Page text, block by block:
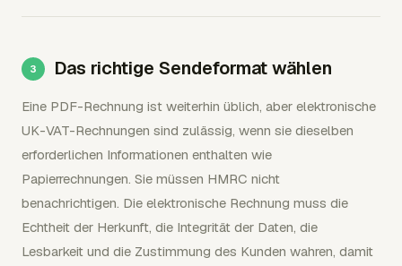
Das richtige Sendeformat wählen
Eine PDF-Rechnung ist weiterhin üblich, aber elektronische
UK-VAT-Rechnungen sind zulässig, wenn sie dieselben
erforderlichen Informationen enthalten wie
Papierrechnungen. Sie müssen HMRC nicht
benachrichtigen. Die elektronische Rechnung muss die
Echtheit der Herkunft, die Integrität der Daten, die
Lesbarkeit und die Zustimmung des Kunden wahren, damit